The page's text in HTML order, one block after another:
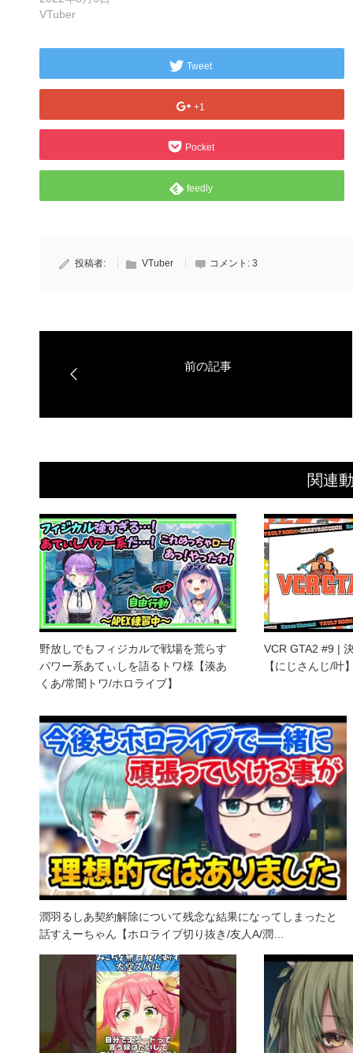
VTuber
Tweet
+1
Pocket
feedly
投稿者: VTuber コメント: 3
関連
野放しでもフィジカルで戦場を荒らす
パワー系あてぃしを語るトワ様【湊あ
くあ/常闇トワ/ホロライブ】
VCR GTA2 #9 |
【にじさんじ/叶
潤羽るしあ契約解除について残念な結果になってしまったと
話すえーちゃん【ホロライブ切り抜き/友人A/潤…